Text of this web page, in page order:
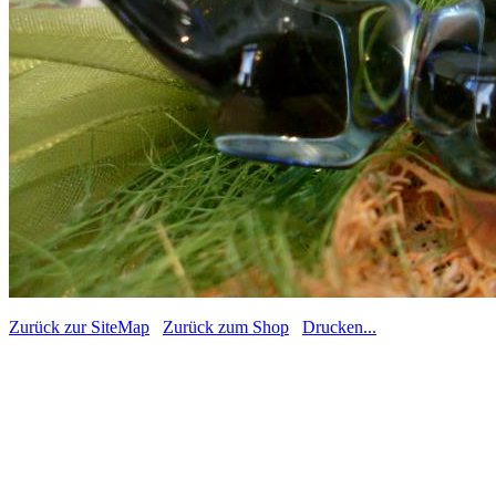
Zurück zur SiteMap Zurück zum Shop Drucken...